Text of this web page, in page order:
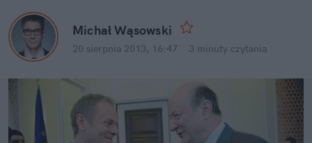
Michał Wąsowski
20 sierpnia 2013, 16:47 3 minuty czytania